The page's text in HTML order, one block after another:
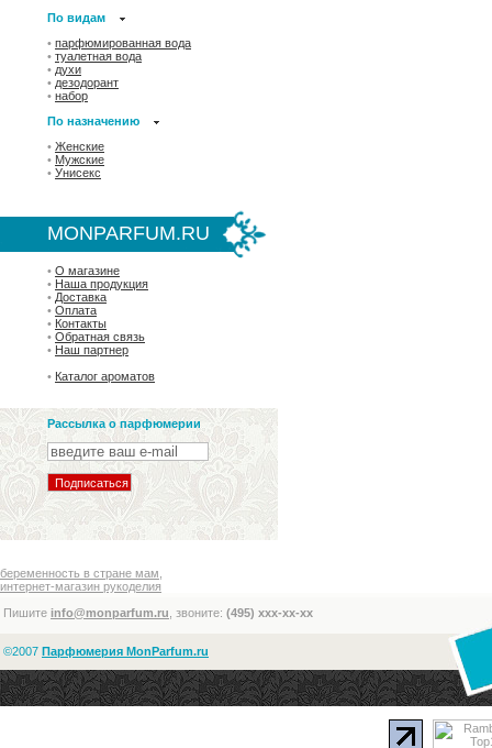
По видам
• парфюмированная вода
• туалетная вода
• духи
• дезодорант
• набор
По назначению
• Женские
• Мужские
• Унисекс
MONPARFUM.RU
• О магазине
• Наша продукция
• Доставка
• Оплата
• Контакты
• Обратная связь
• Наш партнер
• Каталог ароматов
Рассылка о парфюмерии
беременность в стране мам
интернет-магазин рукоделия
Пишите info@monparfum.ru , звоните: (495) xxx-xx-xx
©2007 Парфюмерия MonParfum.ru